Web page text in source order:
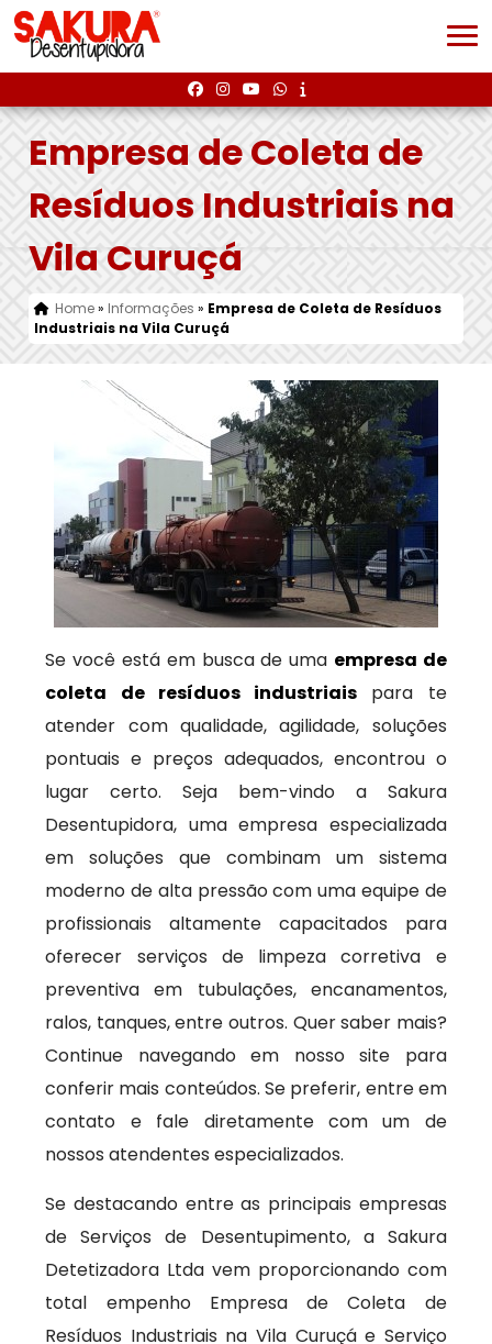
Empresa de Coleta de
Resíduos Industriais na
Vila Curuçá
Home» Informações » Empresa de Coleta de Resíduos
Industriais na Vila Curuçá
Se você está em busca de uma empresa de
coleta de resíduos industriais para te
atender com qualidade, agilidade, soluções
pontuais e preços adequados, encontrou o
lugar certo. Seja bem-vindo a Sakura
Desentupidora, uma empresa especializada
em soluções que combinam um sistema
moderno de alta pressão com uma equipe de
profissionais altamente capacitados para
oferecer serviços de limpeza corretiva e
preventiva em tubulações, encanamentos,
ralos, tanques, entre outros. Quer saber mais?
Continue navegando em nosso site para
conferir mais conteúdos. Se preferir, entre em
contato e fale diretamente com um de
nossos atendentes especializados.
Se destacando entre as principais empresas
de Serviços de Desentupimento, a Sakura
Detetizadora Ltda vem proporcionando com
total empenho Empresa de Coleta de
Resíduos Industriais na Vila Curuçá e Serviço